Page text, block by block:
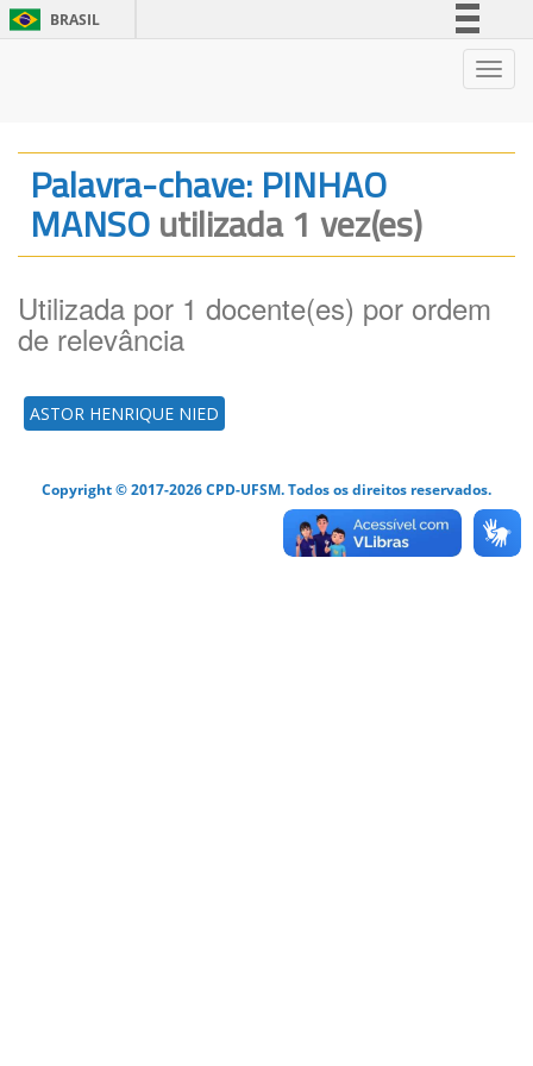
BRASIL
Legislação
Canais
Palavra-chave: PINHAO
MANSOutilizada 1 vez(es)
Utilizada por 1 docente(es) por ordem
de relevância
ASTOR HENRIQUE NIED
Copyright © 2017-2026 CPD-UFSM. Todos os direitos reservados.